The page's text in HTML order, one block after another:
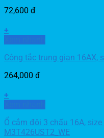
72,600 đ
+
Công tắc trung gian 16AX,
264,000 đ
+
Ổ cắm đôi 3 chấu 16A,
M3T426UST2_WE